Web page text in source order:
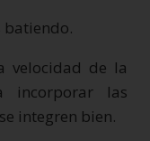
batiendo.
velocidad de la
incorporar las
integren bien.